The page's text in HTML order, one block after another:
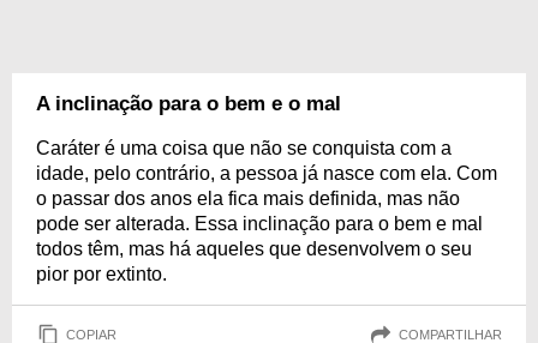
A inclinação para o bem e o mal
Caráter é uma coisa que não se conquista com a
idade, pelo contrário, a pessoa já nasce com ela. Com
o passar dos anos ela fica mais definida, mas não
pode ser alterada. Essa inclinação para o bem e mal
todos têm, mas há aqueles que desenvolvem o seu
pior por extinto.
COPIAR COMPARTILHAR